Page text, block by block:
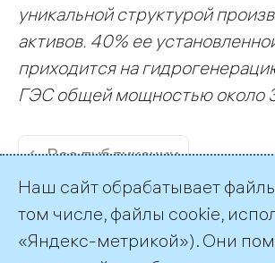
уникальной структурой
активов. 40% ее
приходится на
ГЭС общей мощностью около
← Все публикации
Наш сайт обрабатывает
том числе, файлы cookie,
«Яндекс-метрикой»). Они